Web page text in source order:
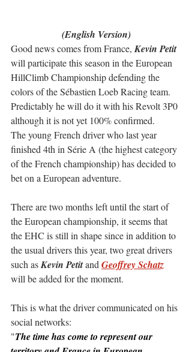
(English Version)
Good news comes from France, Kevin Petit
will participate this season in the European
HillClimb Championship defending the
colors of the Sébastien Loeb Racing team.
Predictably he will do it with his Revolt 3P0
although it is not yet 100% confirmed.
The young French driver who last year
finished 4th in Série A (the highest category
of the French championship) has decided to
bet on a European adventure.
There are two months left until the start of
the European championship, it seems that
the EHC is still in shape since in addition to
the usual drivers this year, two great drivers
such as Kevin Petit and Geoffrey Schatz
will be added for the moment.
This is what the driver communicated on his
social networks:
"The time has come to represent our